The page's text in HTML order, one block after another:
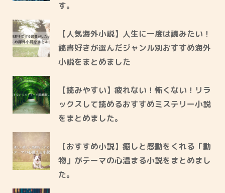
す。
【人気海外小説】人生に一度は読みたい！
読書好きが選んだジャンル別おすすめ海外
小説をまとめました
【読みやすい】疲れない！怖くない！リラ
ックスして読めるおすすめミステリー小説
をまとめました。
【おすすめ小説】癒しと感動をくれる「動
物」がテーマの心温まる小説をまとめまし
た。